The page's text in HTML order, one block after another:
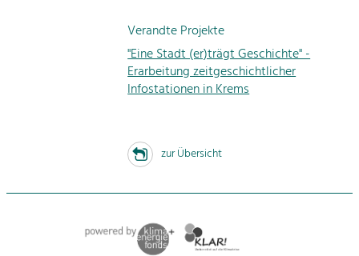
Verandte Projekte
"Eine Stadt (er)trägt Geschichte" -
Erarbeitung zeitgeschichtlicher
Infostationen in Krems
zur Übersicht